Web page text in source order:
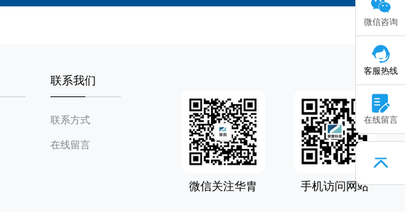
联系我们
联系方式
在线留言
微信关注华胄 手机访问网站
微信咨询
客服热线
在线留言